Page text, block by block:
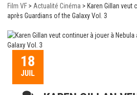
Film VF > Actualité Cinéma > Karen Gillan veut
après Guardians of the Galaxy Vol. 3
18
JUIL